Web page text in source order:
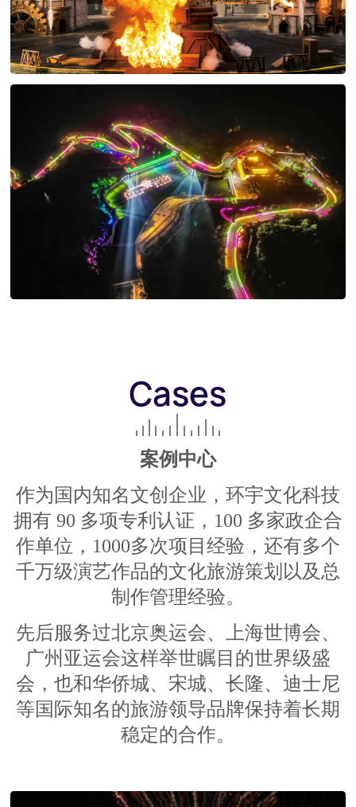
Cases
案例中心
作为国内知名文创企业，环宇文化科技
拥有 90 多项专利认证，100 多家政企合
作单位，1000多次项目经验，还有多个
千万级演艺作品的文化旅游策划以及总
制作管理经验。
先后服务过北京奥运会、上海世博会、
广州亚运会这样举世瞩目的世界级盛
会，也和华侨城、宋城、长隆、迪士尼
等国际知名的旅游领导品牌保持着长期
稳定的合作。